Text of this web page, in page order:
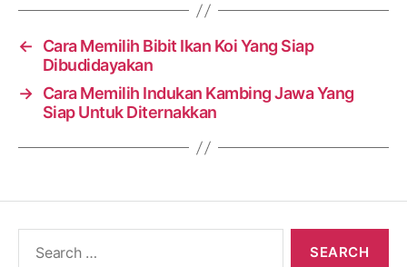
←
Cara Memilih Bibit Ikan Koi Yang Siap
Dibudidayakan
→ Cara Memilih Indukan Kambing Jawa Yang
Siap Untuk Diternakkan